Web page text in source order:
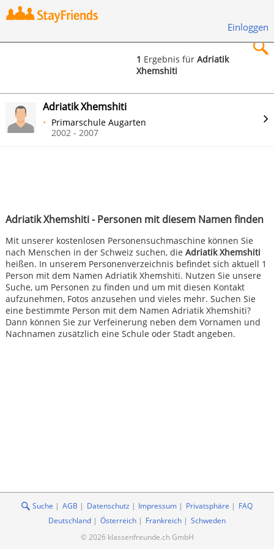
Einloggen
1 Ergebnis fürAdriatik
Xhemshiti
Adriatik Xhemshiti - Personen mit diesem Namen finden
Mit unserer kostenlosen Personensuchmaschine können Sie
nach Menschen in der Schweiz suchen, die Adriatik Xhemshiti
heißen. In unserem Personenverzeichnis befindet sich aktuell 1
Person mit dem Namen Adriatik Xhemshiti. Nutzen Sie unsere
Suche, um Personen zu finden und um mit diesen Kontakt
aufzunehmen, Fotos anzusehen und vieles mehr. Suchen Sie
eine bestimmte Person mit dem Namen Adriatik Xhemshiti?
Dann können Sie zur Verfeinerung neben dem Vornamen und
Nachnamen zusätzlich eine Schule oder Stadt angeben.
Adriatik Xhemshiti
Primarschule Augarten
2002 - 2007
Suche AGB Datenschutz Impressum Privatsphäre
FAQ
Deutschland
Österreich Frankreich
Schweden
© 2026 klassenfreunde.ch GmbH